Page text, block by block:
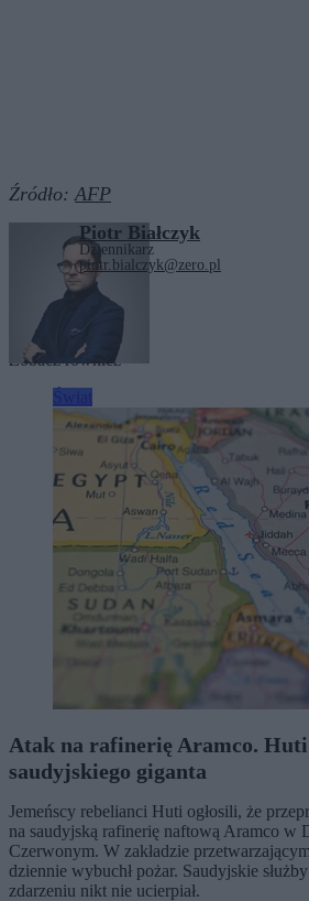
Źródło:AFP
Piotr Białczyk
Dziennikarz
piotr.bialczyk@zero.pl
Tagi:
Zobacz również
Atak na rafinerię Aramco.
saudyjskiego giganta
Jemeńscy rebelianci Huti ogłosili, że
na saudyjską rafinerię naftową Aramco w
Czerwonym. W zakładzie
dziennie wybuchł pożar. Saudyjskie
zdarzeniu nikt nie ucierpiał.